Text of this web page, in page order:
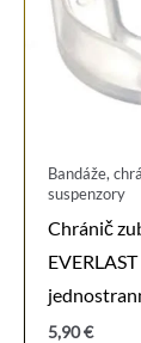
Bandáže,
suspenzory
Chránič
EVERLAST
5,90€